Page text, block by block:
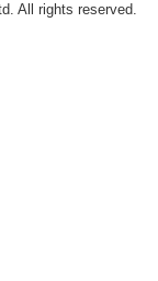
All rights reserved.